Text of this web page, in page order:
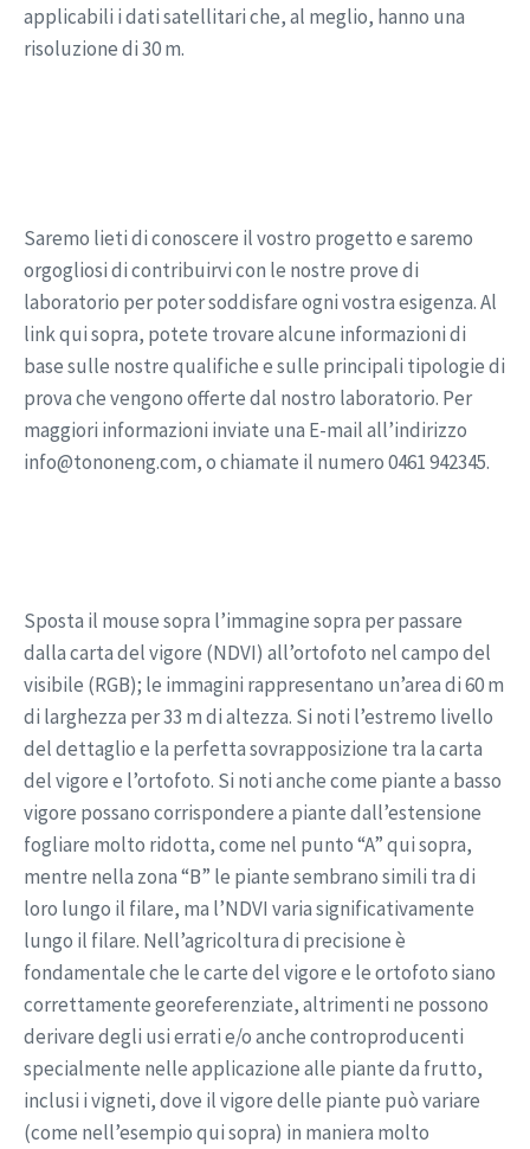
applicabili i dati satellitari che, al meglio, hanno una
risoluzione di 30 m.
Saremo lieti di conoscere il vostro progetto e saremo
orgogliosi di contribuirvi con le nostre prove di
laboratorio per poter soddisfare ogni vostra esigenza. Al
link qui sopra, potete trovare alcune informazioni di
base sulle nostre qualifiche e sulle principali tipologie di
prova che vengono offerte dal nostro laboratorio. Per
maggiori informazioni inviate una E-mail all’indirizzo
info@tononeng.com, o chiamate il numero 0461 942345.
Sposta il mouse sopra l’immagine sopra per passare
dalla carta del vigore (NDVI) all’ortofoto nel campo del
visibile (RGB); le immagini rappresentano un’area di 60 m
di larghezza per 33 m di altezza. Si noti l’estremo livello
del dettaglio e la perfetta sovrapposizione tra la carta
del vigore e l’ortofoto. Si noti anche come piante a basso
vigore possano corrispondere a piante dall’estensione
fogliare molto ridotta, come nel punto “A” qui sopra,
mentre nella zona “B” le piante sembrano simili tra di
loro lungo il filare, ma l’NDVI varia significativamente
lungo il filare. Nell’agricoltura di precisione è
fondamentale che le carte del vigore e le ortofoto siano
correttamente georeferenziate, altrimenti ne possono
derivare degli usi errati e/o anche controproducenti
specialmente nelle applicazione alle piante da frutto,
inclusi i vigneti, dove il vigore delle piante può variare
(come nell’esempio qui sopra) in maniera molto